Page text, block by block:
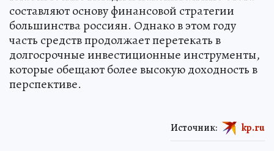
составляют основу финансовой стратегии
большинства россиян. Однако в этом году
часть средств продолжает перетекать в
долгосрочные инвестиционные инструменты,
которые обещают более высокую доходность в
перспективе.
Источник: kp.ru